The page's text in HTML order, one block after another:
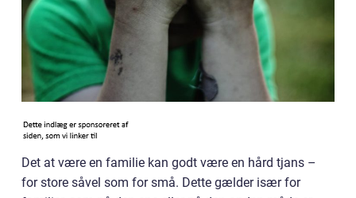
Det at være en familie kan godt være en hård tjans –
for store såvel som for små. Dette gælder især for